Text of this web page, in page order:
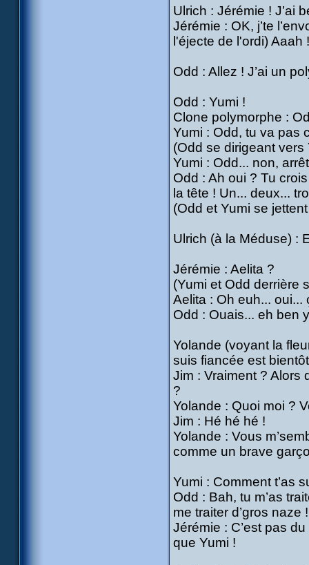
Ulrich : Jérémie ! J’ai
Jérémie : OK, j’te
l'éjecte de l'ordi) Aaah !
Odd : Allez ! J’ai un
Odd : Yumi !
Clone polymorphe :
Yumi : Odd, tu va pas
(Odd se dirigeant vers
Yumi : Odd... non,
Odd : Ah oui ? Tu
la tête ! Un... deux...
(Odd et Yumi se
Ulrich (à la Méduse) :
Jérémie : Aelita ?
(Yumi et Odd derrière
Aelita : Oh euh... oui...
Odd : Ouais... eh ben
Yolande (voyant la
suis fiancée est
Jim : Vraiment ? Alors
?
Yolande : Quoi moi ?
Jim : Hé hé hé !
Yolande : Vous
comme un brave
Yumi : Comment t’as
Odd : Bah, tu m’as
me traiter d’gros naze !
Jérémie : C’est pas
que Yumi !